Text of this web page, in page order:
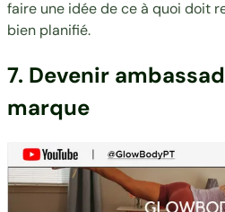
faire une idée de ce à quoi doit
bien planifié.
7. Devenir
marque